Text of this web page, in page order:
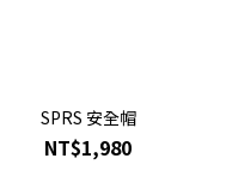
SPRS 安全帽
NT$1,980